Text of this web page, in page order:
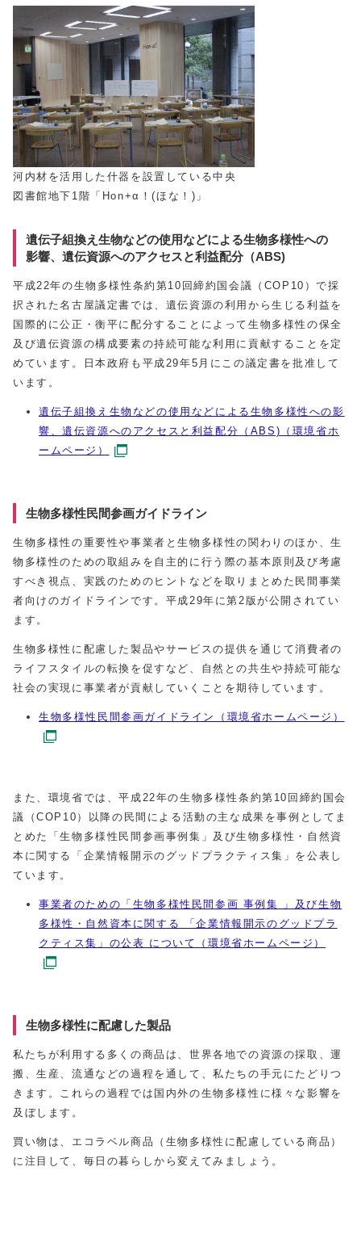
河内材を活用した什器を設置している中央
図書館地下1階「Hon+α！(ほな！)」
遺伝子組換え生物などの使用などによる生物多様性への
影響、遺伝資源へのアクセスと利益配分（ABS)
平成22年の生物多様性条約第10回締約国会議（COP10）で採
択された名古屋議定書では、遺伝資源の利用から生じる利益を
国際的に公正・衡平に配分することによって生物多様性の保全
及び遺伝資源の構成要素の持続可能な利用に貢献することを定
めています。日本政府も平成29年5月にこの議定書を批准して
います。
遺伝子組換え生物などの使用などによる生物多様性への影
響、遺伝資源へのアクセスと利益配分（ABS)（環境省ホ
ームページ）
生物多様性民間参画ガイドライン
生物多様性の重要性や事業者と生物多様性の関わりのほか、生
物多様性のための取組みを自主的に行う際の基本原則及び考慮
すべき視点、実践のためのヒントなどを取りまとめた民間事業
者向けのガイドラインです。平成29年に第2版が公開されてい
ます。
生物多様性に配慮した製品やサービスの提供を通じて消費者の
ライフスタイルの転換を促すなど、自然との共生や持続可能な
社会の実現に事業者が貢献していくことを期待しています。
生物多様性民間参画ガイドライン（環境省ホームページ）
また、環境省では、平成22年の生物多様性条約第10回締約国会
議（COP10）以降の民間による活動の主な成果を事例としてま
とめた「生物多様性民間参画事例集」及び生物多様性・自然資
本に関する「企業情報開示のグッドプラクティス集」を公表し
ています。
事業者のための「生物多様性民間参画 事例集 」及び生物
多様性・自然資本に関する 「企業情報開示のグッドプラ
クティス集」の公表 について（環境省ホームページ）
生物多様性に配慮した製品
私たちが利用する多くの商品は、世界各地での資源の採取、運
搬、生産、流通などの過程を通して、私たちの手元にたどりつ
きます。これらの過程では国内外の生物多様性に様々な影響を
及ぼします。
買い物は、エコラベル商品（生物多様性に配慮している商品）
に注目して、毎日の暮らしから変えてみましょう。